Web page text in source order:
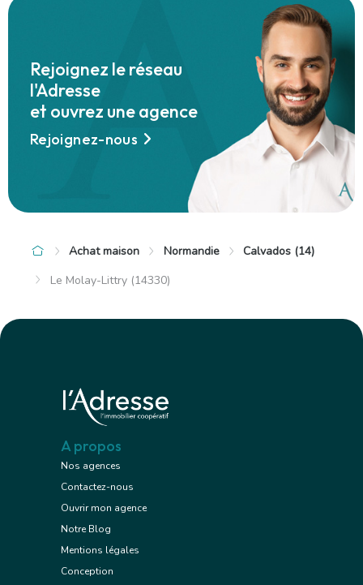
Rejoignez le réseau
l'Adresse
et ouvrez une agence
Rejoignez-nous
Achat maison Normandie
Calvados (14)
Le Molay-Littry (14330)
A propos
Nos agences
Contactez-nous
Ouvrir mon agence
Notre Blog
Mentions légales
Conception